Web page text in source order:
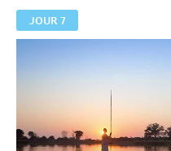
Dîner et nuit au lodge.
JOUR 7